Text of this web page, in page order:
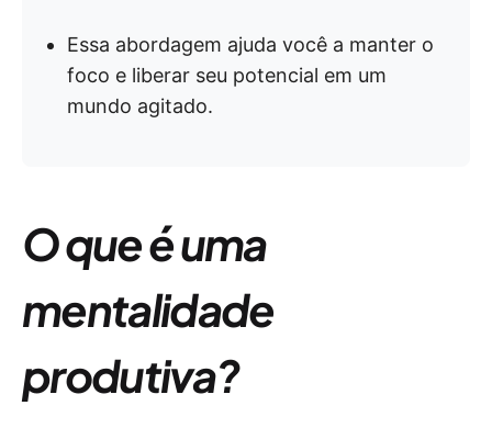
Essa abordagem ajuda você a manter o
foco e liberar seu potencial em um
mundo agitado.
O que é uma
mentalidade
produtiva?